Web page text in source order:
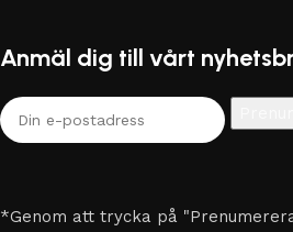
Anmäl dig till vårt
*Genom att trycka på